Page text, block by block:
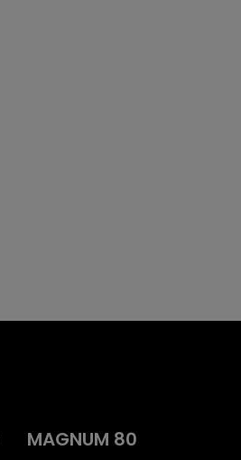
MAGNUM 80